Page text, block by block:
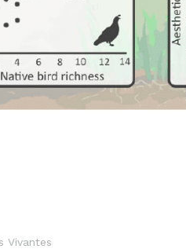
Vivantes